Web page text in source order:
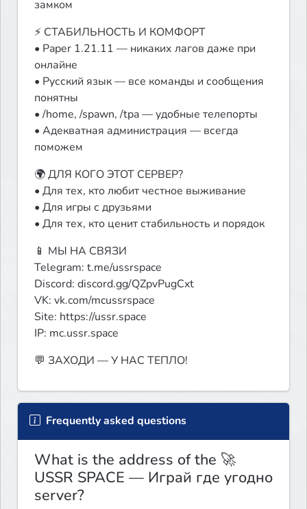
замком
⚡️ СТАБИЛЬНОСТЬ И КОМФОРТ
• Paper 1.21.11 — никаких лагов даже при
онлайне
• Русский язык — все команды и сообщения
понятны
• /home, /spawn, /tpa — удобные телепорты
• Адекватная администрация — всегда
поможем
🌍 ДЛЯ КОГО ЭТОТ СЕРВЕР?
• Для тех, кто любит честное выживание
• Для игры с друзьями
• Для тех, кто ценит стабильность и порядок
📱 МЫ НА СВЯЗИ
Telegram: t.me/ussrspace
Discord: discord.gg/QZpvPugCxt
VK: vk.com/mcussrspace
Site: https://ussr.space
IP: mc.ussr.space
💬 ЗАХОДИ — У НАС ТЕПЛО!
Frequently asked questions
What is the address of the 🚀
USSR SPACE — Играй где угодно
server?